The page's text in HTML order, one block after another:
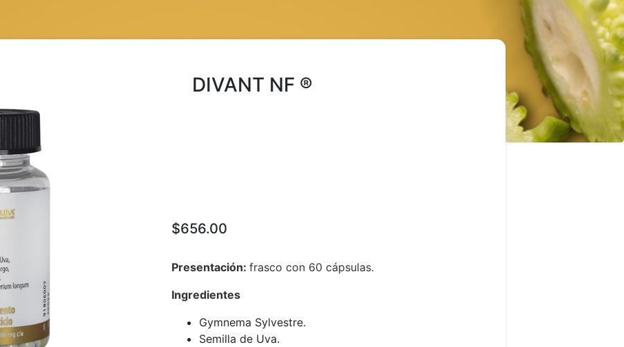
DIVANT NF ®
$656.00
Presentación: frasco con 60 cápsulas.
Ingredientes
Gymnema Sylvestre.
Semilla de Uva.